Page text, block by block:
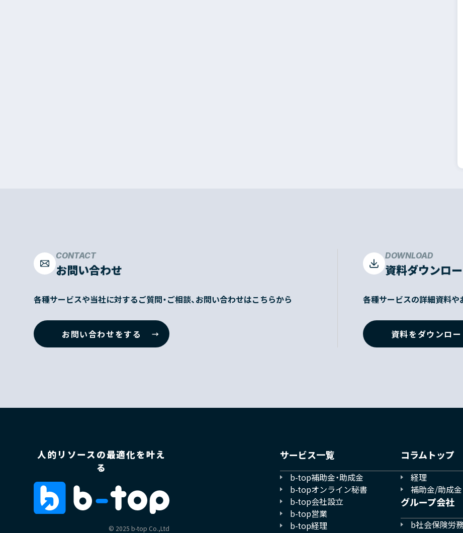
CONTACT
お問い合わせ
各種サービスや当社に対するご質問・ご相談、お問い合わせはこちらから
お問い合わせをする
DOWNLOAD
資料ダウンロ
各種サービスの詳細資料
資料をダウンロ
人的リソースの最適化を叶え
る
©︎ 2025 b-top Co.,Ltd
サービス一覧
b-top補助金・助成金
b-topオンライン秘書
b-top会社設立
b-top営業
b-top経理
コラムトップ
経理
補助金/助成金
グループ会社
b社会保険労